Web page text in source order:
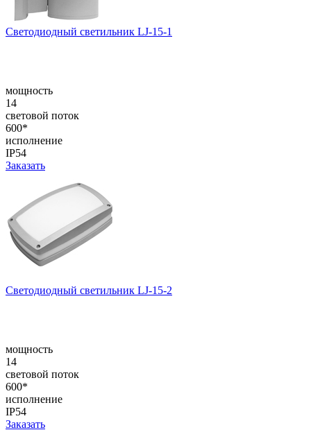
Светодиодный светильник LJ-15-1
мощность
14
световой поток
600*
исполнение
IP54
Заказать
Светодиодный светильник LJ-15-2
мощность
14
световой поток
600*
исполнение
IP54
Заказать